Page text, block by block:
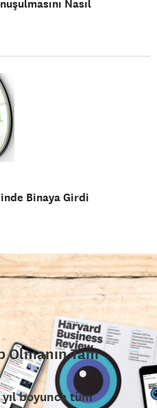
Nasıl
Binaya Girdi
Olmanın Tam
boyunca tüm